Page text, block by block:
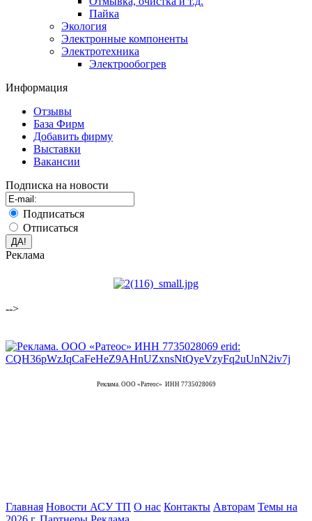
Пайка
Экология
Электронные компоненты
Электротехника
Электрообогрев
Информация
Отзывы
База Фирм
Добавить фирму
Выставки
Вакансии
Подписка на новости
Подписаться
Отписаться
Реклама
-->
Реклама. ООО «Ратеос» ИНН 7735028069
Главная Новости АСУ ТП О нас Контакты Авторам Темы на